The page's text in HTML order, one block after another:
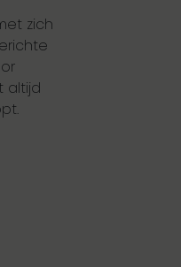
zich
altijd